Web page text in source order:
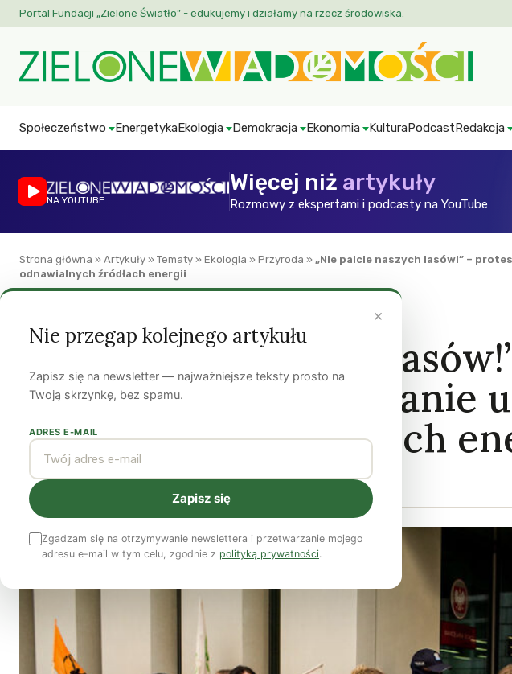
Portal Fundacji „Zielone Światło” - edukujemy i działamy na rzecz środowiska.
Społeczeństwo EnergetykaEkologia Demokracja Ekonomia KulturaPodcastRedakcja
NA YOUTUBE
Więcej niż artykuły
Rozmowy z ekspertami i podcasty na YouTube
Strona główna » Artykuły » Tematy » Ekologia » Przyroda » „Nie palcie naszych lasów!” –
odnawialnych źródłach energii
„Nie palcie naszych
Sejmem przeciw zmianie
odnawialnych źródłach
15 lipca 2020
×
Nie przegap kolejnego artykułu
Zapisz się na newsletter — najważniejsze teksty prosto na
Twoją skrzynkę, bez spamu.
ADRES E-MAIL
Zapisz się
Zgadzam się na otrzymywanie newslettera i przetwarzanie mojego
adresu e-mail w tym celu, zgodnie z polityką prywatności.